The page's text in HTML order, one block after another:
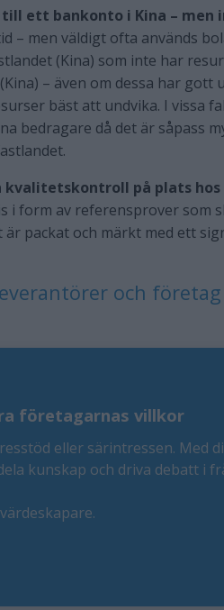
ett bankonto i Kina – men
– men väldigt ofta används
(Kina) som inte har
– även om dessa har gott
bäst att undvika. I vissa
bedragare då det är såpass
kvalitetskontroll på plats hos
i form av referensprover som
packat och märkt med ett
och
företagarnas villkor
eller särintressen. Med
kunskap och driva debatt i